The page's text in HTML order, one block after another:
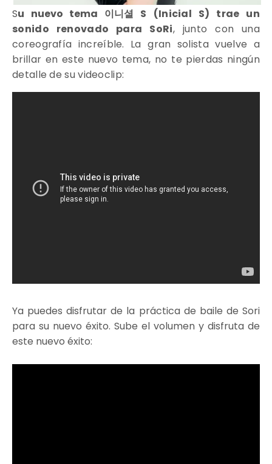
Su nuevo tema 이니셜 S (Inicial S) trae un
sonido renovado para SoRi, junto con una
coreografía increíble. La gran solista vuelve a
brillar en este nuevo tema, no te pierdas ningún
detalle de su videoclip:
Ya puedes disfrutar de la práctica de baile de Sori
para su nuevo éxito. Sube el volumen y disfruta de
este nuevo éxito: